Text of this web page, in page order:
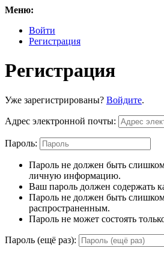
Меню:
Войти
Регистрация
Регистрация
Уже зарегистрированы? Войдите.
Адрес электронной почты:
Пароль:
Пароль не должен быть
личную информацию.
Ваш пароль должен содержать
Пароль не должен быть
распространенным.
Пароль не может состоять
Пароль (ещё раз):